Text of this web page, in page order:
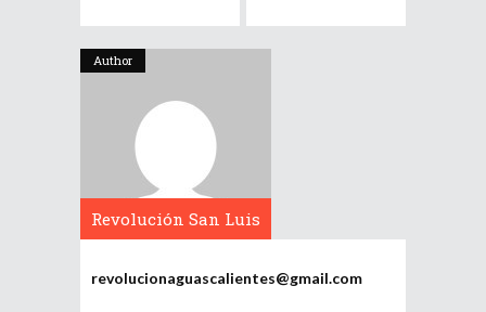
Author
Revolución San Luis
revolucionaguascalientes@gmail.com